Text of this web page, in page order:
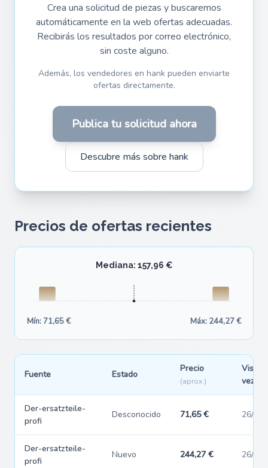
Crea una solicitud de piezas y buscaremos
automáticamente en la web ofertas adecuadas.
Recibirás los resultados por correo electrónico,
sin coste alguno.
Además, los vendedores en hank pueden enviarte
ofertas directamente.
Publica tu solicitud ahora
Descubre más sobre hank
Precios de ofertas recientes
Mediana: 157,96 €
Mín: 71,65 € Máx: 244,27 €
Fuente Estado
Precio
(aprox.)
Visto
vez
Der-ersatzteile-
profi
Desconocido 71,65 € 26/
Der-ersatzteile-
profi
Nuevo 244,27 € 26/